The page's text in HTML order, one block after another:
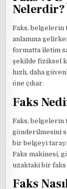
Nelerdir?
Faks, belgelerin
anlamına
formatta iletim
şekilde fiziksel
hızlı, daha
öne çıkar.
Faks
Faks, belgelerin
gönderilmesini
bir belgeyi
Faks makinesi,
uzaktaki bir
Faks